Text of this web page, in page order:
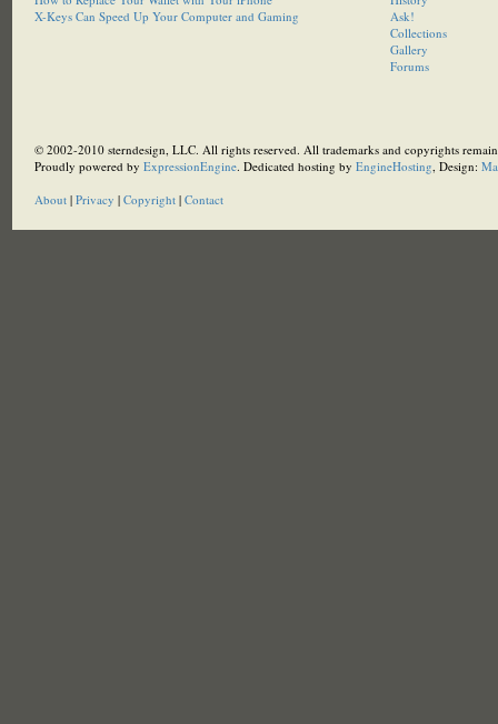
X-Keys Can Speed Up Your Computer and Gaming
Ask!
Collections
Gallery
Forums
© 2002-2010 sterndesign, LLC. All rights reserved. All trademarks and copyrights
Proudly powered by ExpressionEngine. Dedicated hosting by EngineHosting, Design:
About| Privacy | Copyright| Contact